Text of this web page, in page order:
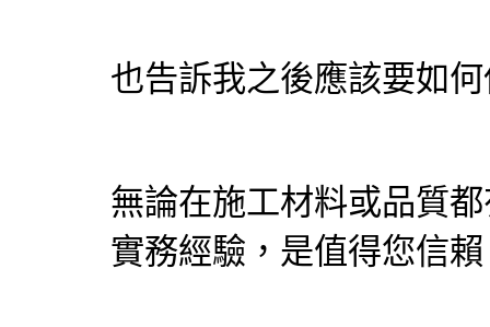
也告訴我之後應該要如
無論在施工材料或品質
實務經驗，是值得您信